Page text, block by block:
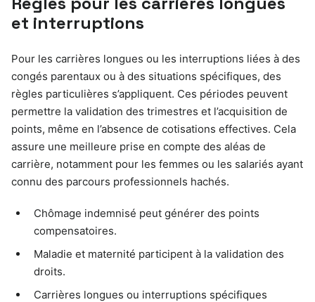
et interruptions
Pour les carrières longues ou les interruptions liées à des
congés parentaux ou à des situations spécifiques, des
règles particulières s’appliquent. Ces périodes peuvent
permettre la validation des trimestres et l’acquisition de
points, même en l’absence de cotisations effectives. Cela
assure une meilleure prise en compte des aléas de
carrière, notamment pour les femmes ou les salariés ayant
connu des parcours professionnels hachés.
Chômage indemnisé peut générer des points
compensatoires.
Maladie et maternité participent à la validation des
droits.
Carrières longues ou interruptions spécifiques